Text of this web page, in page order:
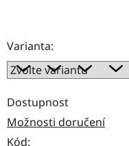
Varianta:
Dostupnost
Možnosti doručení
Kód: